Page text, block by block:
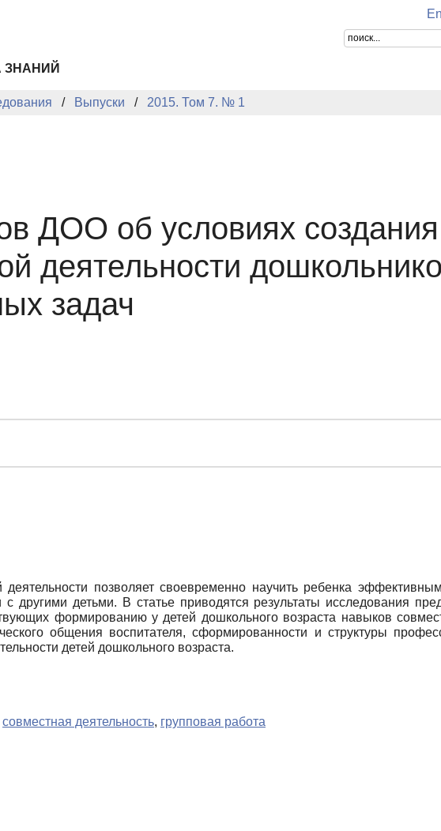
ЗНАНИЙ
Выпуски 2015. Том 7. № 1
ДОО об условиях создания
деятельности
задач
позволяет своевременно научить ребенка
другими детьми. В статье приводятся результаты исследования
формированию у детей дошкольного возраста навыков
общения воспитателя, сформированности и структуры
детей дошкольного возраста.
совместная деятельность, групповая работа